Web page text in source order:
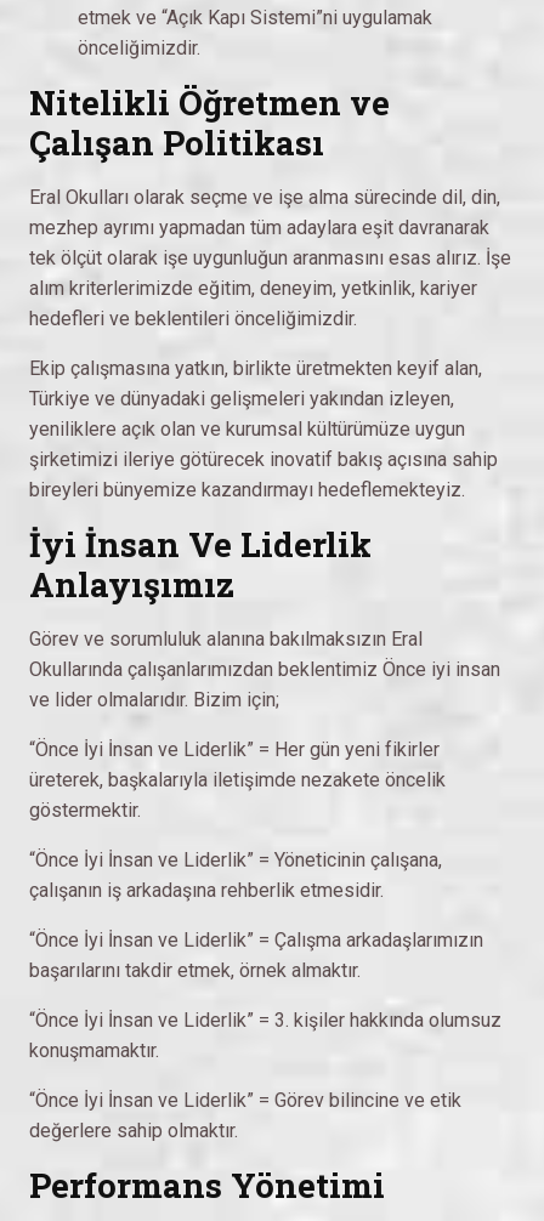
etmek ve “Açık Kapı Sistemi”ni uygulamak
önceliğimizdir.
Nitelikli Öğretmen ve
Çalışan Politikası
Eral Okulları olarak seçme ve işe alma sürecinde dil, din,
mezhep ayrımı yapmadan tüm adaylara eşit davranarak
tek ölçüt olarak işe uygunluğun aranmasını esas alırız. İşe
alım kriterlerimizde eğitim, deneyim, yetkinlik, kariyer
hedefleri ve beklentileri önceliğimizdir.
Ekip çalışmasına yatkın, birlikte üretmekten keyif alan,
Türkiye ve dünyadaki gelişmeleri yakından izleyen,
yeniliklere açık olan ve kurumsal kültürümüze uygun
şirketimizi ileriye götürecek inovatif bakış açısına sahip
bireyleri bünyemize kazandırmayı hedeflemekteyiz.
İyi İnsan Ve Liderlik
Anlayışımız
Görev ve sorumluluk alanına bakılmaksızın Eral
Okullarında çalışanlarımızdan beklentimiz Önce iyi insan
ve lider olmalarıdır. Bizim için;
“Önce İyi İnsan ve Liderlik” = Her gün yeni fikirler
üreterek, başkalarıyla iletişimde nezakete öncelik
göstermektir.
“Önce İyi İnsan ve Liderlik” = Yöneticinin çalışana,
çalışanın iş arkadaşına rehberlik etmesidir.
“Önce İyi İnsan ve Liderlik” = Çalışma arkadaşlarımızın
başarılarını takdir etmek, örnek almaktır.
“Önce İyi İnsan ve Liderlik” = 3. kişiler hakkında olumsuz
konuşmamaktır.
“Önce İyi İnsan ve Liderlik” = Görev bilincine ve etik
değerlere sahip olmaktır.
Performans Yönetimi